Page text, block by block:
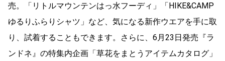
売。「リトルマウンテンはっ水フーディ」「HIKE&CAMP
ゆるりふらりシャツ」など、気になる新作ウエアを手に取
り、試着することもできます。さらに、6月23日発売『ラ
ンドネ』の特集内企画「草花をまとうアイテムカタログ」